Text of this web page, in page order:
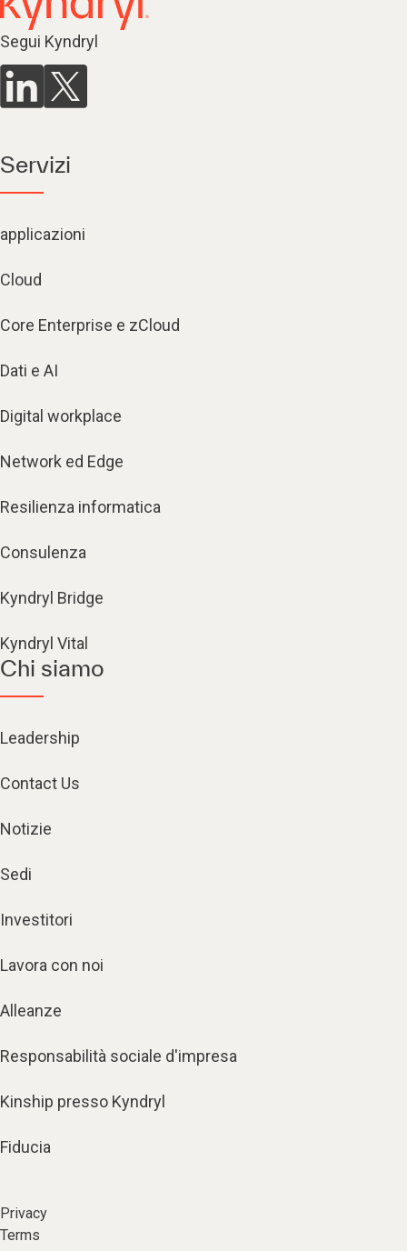
Segui Kyndryl
Servizi
applicazioni
Cloud
Core Enterprise e zCloud
Dati e AI
Digital workplace
Network ed Edge
Resilienza informatica
Consulenza
Kyndryl Bridge
Kyndryl Vital
Chi siamo
Leadership
Contact Us
Notizie
Sedi
Investitori
Lavora con noi
Alleanze
Responsabilità sociale d'impresa
Kinship presso Kyndryl
Fiducia
Privacy
Terms